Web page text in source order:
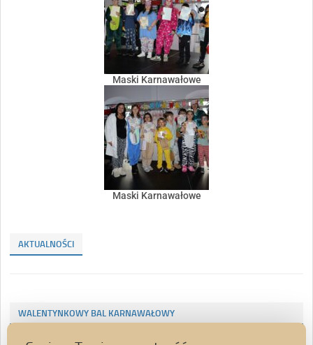
Maski Karnawałowe
Maski Karnawałowe
AKTUALNOŚCI
WALENTYNKOWY BAL KARNAWAŁOWY